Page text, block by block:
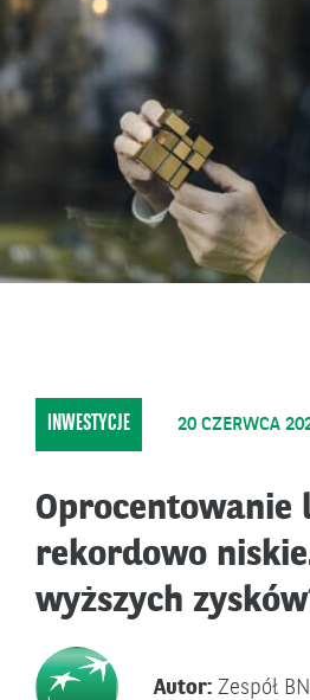
INWESTYCJE 20 CZERWCA
Oprocentowanie
rekordowo
wyższych
Autor: Zespół